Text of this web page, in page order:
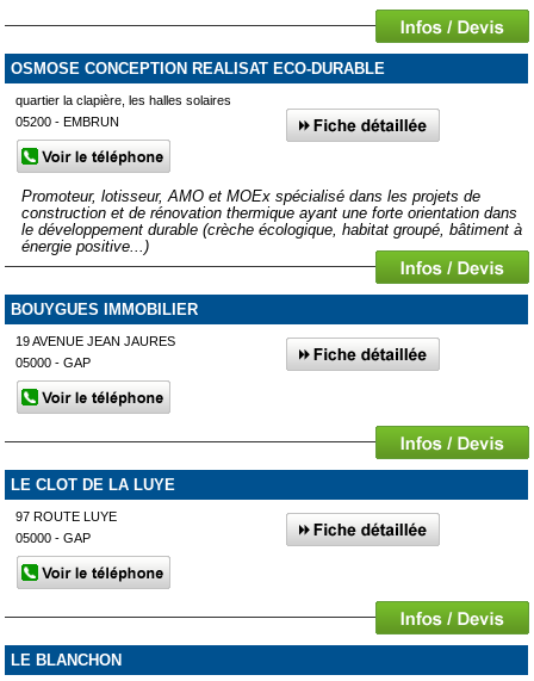
OSMOSE CONCEPTION REALISAT ECO-DURABLE
quartier la clapière, les halles solaires
05200 - EMBRUN
Promoteur, lotisseur, AMO et MOEx spécialisé dans les projets de
construction et de rénovation thermique ayant une forte orientation dans
le développement durable (crèche écologique, habitat groupé, bâtiment à
énergie positive...)
BOUYGUES IMMOBILIER
19 AVENUE JEAN JAURES
05000 - GAP
LE CLOT DE LA LUYE
97 ROUTE LUYE
05000 - GAP
LE BLANCHON